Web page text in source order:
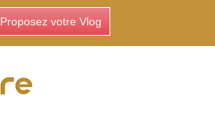
Proposez votre Vlog